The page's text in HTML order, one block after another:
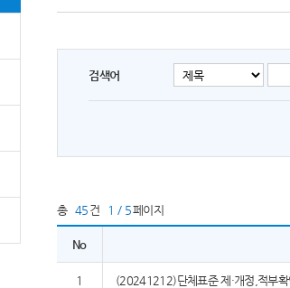
검색어
총 45 건 1 / 5페이지
No
1 (20241212)단체표준 제·개정,적부